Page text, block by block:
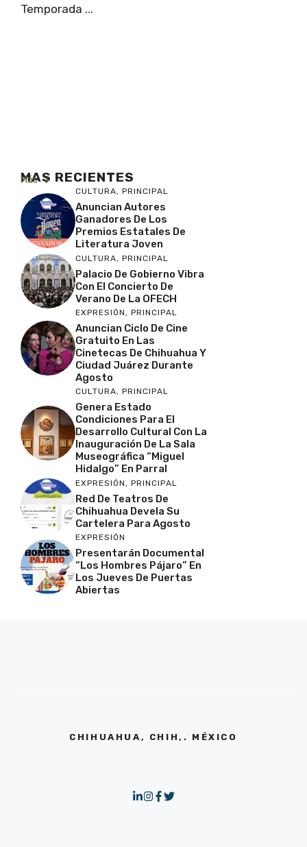
Temporada ...
MAS RECIENTES
Más
CULTURA, PRINCIPAL
Anuncian Autores
Ganadores De Los
Premios Estatales De
Literatura Joven
CULTURA, PRINCIPAL
Palacio De Gobierno Vibra
Con El Concierto De
Verano De La OFECH
EXPRESIÓN, PRINCIPAL
Anuncian Ciclo De Cine
Gratuito En Las
Cinetecas De Chihuahua Y
Ciudad Juárez Durante
Agosto
CULTURA, PRINCIPAL
Genera Estado
Condiciones Para El
Desarrollo Cultural Con La
Inauguración De La Sala
Museográfica “Miguel
Hidalgo” En Parral
EXPRESIÓN , PRINCIPAL
Red De Teatros De
Chihuahua Devela Su
Cartelera Para Agosto
EXPRESIÓN
Presentarán Documental
“Los Hombres Pájaro” En
Los Jueves De Puertas
Abiertas
CHIHUAHUA, CHIH,. MÉXICO